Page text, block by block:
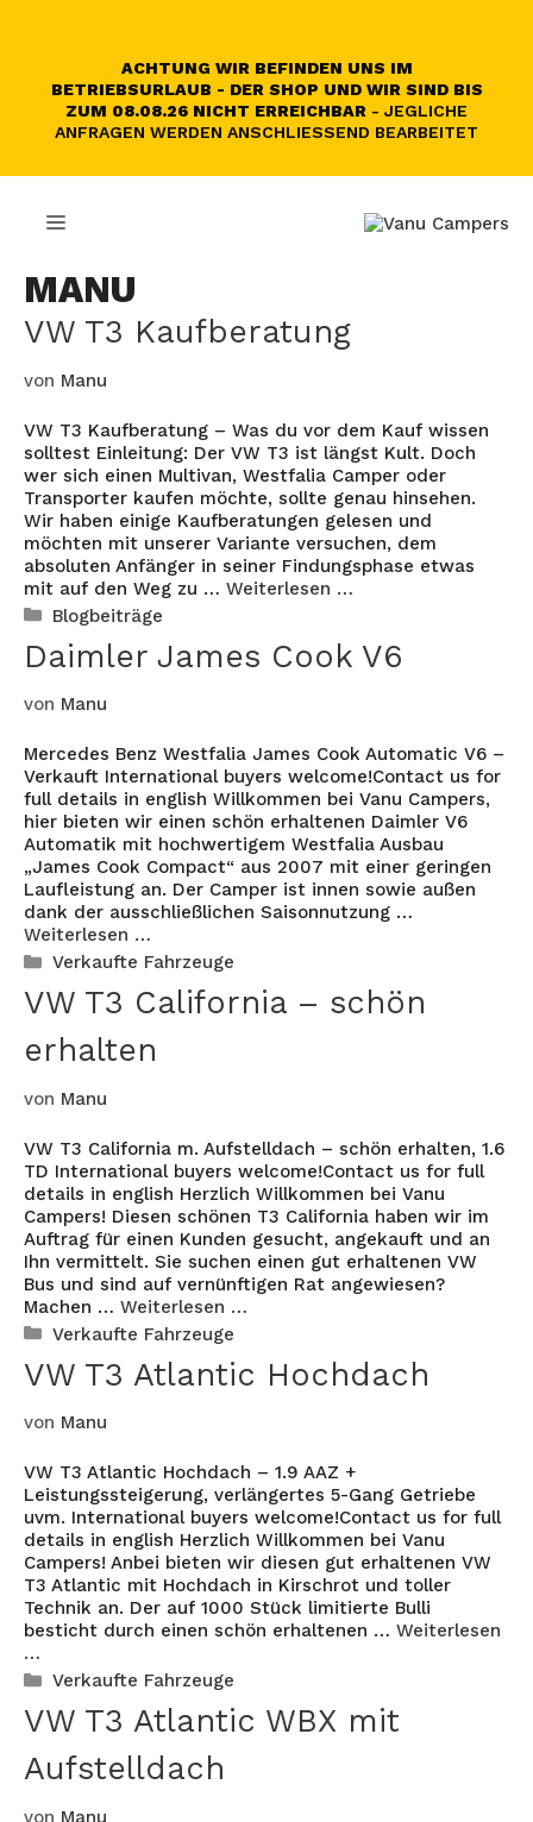
ACHTUNG WIR BEFINDEN UNS IM
BETRIEBSURLAUB - DER SHOP UND WIR SIND BIS
ZUM 08.08.26 NICHT ERREICHBAR - JEGLICHE
ANFRAGEN WERDEN ANSCHLIESSEND BEARBEITET
MENÜ
MANU
VW T3 Kaufberatung
von Manu
VW T3 Kaufberatung – Was du vor dem Kauf wissen
solltest Einleitung: Der VW T3 ist längst Kult. Doch
wer sich einen Multivan, Westfalia Camper oder
Transporter kaufen möchte, sollte genau hinsehen.
Wir haben einige Kaufberatungen gelesen und
möchten mit unserer Variante versuchen, dem
absoluten Anfänger in seiner Findungsphase etwas
mit auf den Weg zu … Weiterlesen …
Kategorien
Blogbeiträge
Daimler James Cook V6
von Manu
Mercedes Benz Westfalia James Cook Automatic V6 –
Verkauft International buyers welcome!Contact us for
full details in english Willkommen bei Vanu Campers,
hier bieten wir einen schön erhaltenen Daimler V6
Automatik mit hochwertigem Westfalia Ausbau
„James Cook Compact“ aus 2007 mit einer geringen
Laufleistung an. Der Camper ist innen sowie außen
dank der ausschließlichen Saisonnutzung …
Weiterlesen …
Kategorien
Verkaufte Fahrzeuge
VW T3 California – schön
erhalten
von Manu
VW T3 California m. Aufstelldach – schön erhalten, 1.6
TD International buyers welcome!Contact us for full
details in english Herzlich Willkommen bei Vanu
Campers! Diesen schönen T3 California haben wir im
Auftrag für einen Kunden gesucht, angekauft und an
Ihn vermittelt. Sie suchen einen gut erhaltenen VW
Bus und sind auf vernünftigen Rat angewiesen?
Machen … Weiterlesen …
Kategorien
Verkaufte Fahrzeuge
VW T3 Atlantic Hochdach
von Manu
VW T3 Atlantic Hochdach – 1.9 AAZ +
Leistungssteigerung, verlängertes 5-Gang Getriebe
uvm. International buyers welcome!Contact us for full
details in english Herzlich Willkommen bei Vanu
Campers! Anbei bieten wir diesen gut erhaltenen VW
T3 Atlantic mit Hochdach in Kirschrot und toller
Technik an. Der auf 1000 Stück limitierte Bulli
besticht durch einen schön erhaltenen … Weiterlesen
…
Kategorien
Verkaufte Fahrzeuge
VW T3 Atlantic WBX mit
Aufstelldach
von Manu